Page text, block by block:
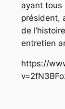
ayant tous
président,
de
entretien
https://